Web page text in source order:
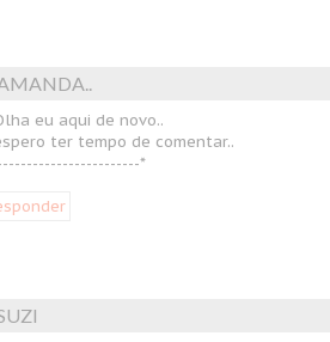
eu aqui de novo..
ter tempo de comentar..
*